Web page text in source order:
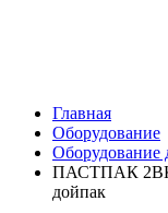
Главная
Оборудование
Оборудование
ПАСТПАК 2ВК
дойпак